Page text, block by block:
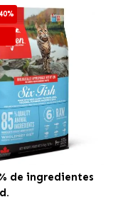
de ingredientes